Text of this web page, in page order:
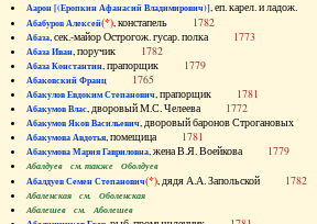
Аарон [(Еропкин Афанасий Владимирович)], еп. карел. и ладож.
Абабуров Алексей(*), констапель 1782
Абаза, сек.-майор Острогож. гусар. полка 1773
Абаза Иван, поручик 1782
Абаза Константин, прапорщик 1779
Абаковский Франц 1765
Абакулов Евдоким Степанович, прапорщик 1781
Абакумов Влас, дворовый М.С. Челеева 1772
Абакумов Яков Васильевич, дворовый баронов Строгановых
Абакумова Авдотья, помещица 1781
Абакумова Мария Гавриловна, жена В.Я. Воейкова 1779
Абалдуев см. также Оболдуев
Абалдуев Семен Степанович(*), дядя А.А. Запольской 1782
Абаленская см. Оболенская
Абалешев см. Аболешев